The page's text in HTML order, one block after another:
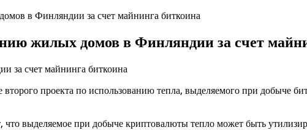
в Финляндии за счет майнинга биткоина
жилых домов в Финляндии за счет
проекта по использованию тепла, выделяемого при добыче
выделяемое при добыче криптовалюты тепло может быть